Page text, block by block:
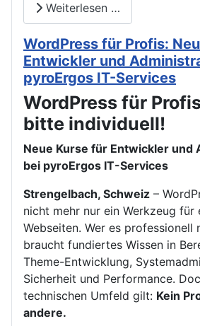
Weiterlesen …
WordPress für Profis:
Entwickler und
pyroErgos IT-Services
WordPress für
bitte individuell!
Neue Kurse für Entwickler und
bei pyroErgos IT-Services
Strengelbach, Schweiz –
nicht mehr nur ein Werkzeug für
Webseiten. Wer es professionell
braucht fundiertes Wissen in
Theme-Entwicklung,
Sicherheit und Performance.
technischen Umfeld gilt: Kein
andere.